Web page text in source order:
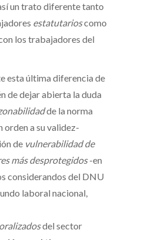
un trato diferente tanto
estatutarioscomo
los trabajadores del
esta última diferencia de
de dejar abierta la duda
de la norma
orden a su validez-
de vulnerabilidad de
más desprotegidos-en
considerandos del DNU
laboral nacional,
del sector